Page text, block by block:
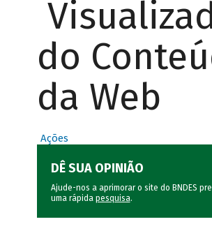
do
da Web
Ações
DÊ SUA OPINIÃO
Ajude-nos a aprimorar o site do BNDES
uma rápida pesquisa.